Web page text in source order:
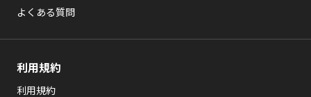
よくある質問
利用規約
利用規約